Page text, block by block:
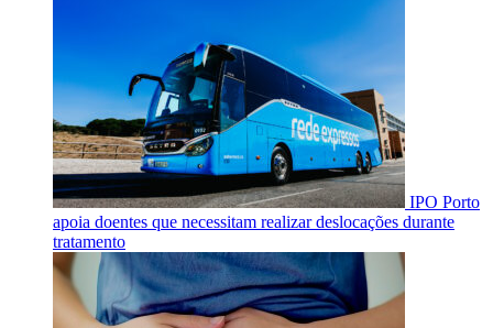
IPO Porto
apoia doentes que necessitam realizar deslocações durante
tratamento